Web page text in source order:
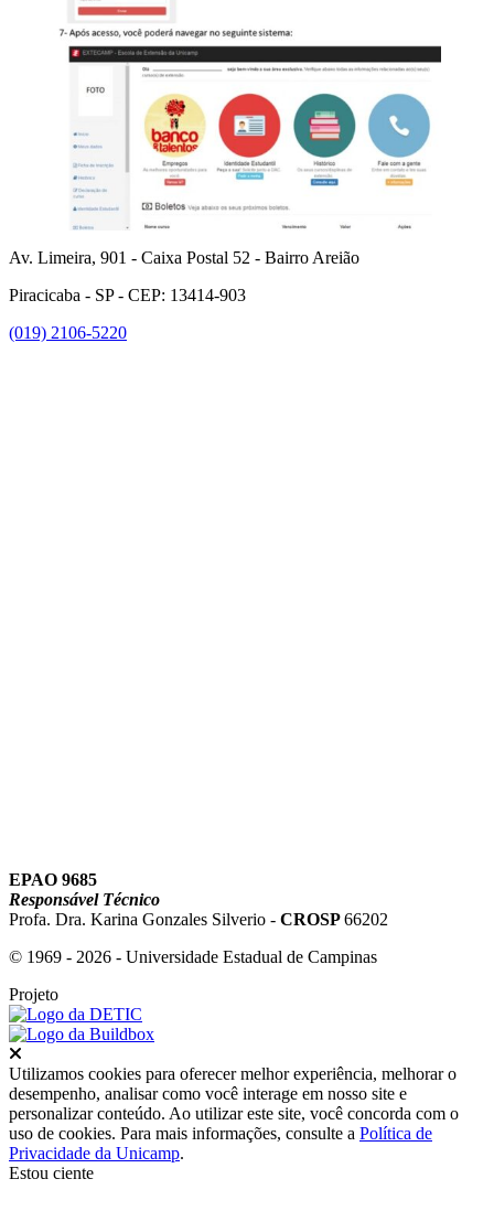
Av. Limeira, 901 - Caixa Postal 52 - Bairro Areião
Piracicaba - SP - CEP: 13414-903
(019) 2106-5220
EPAO 9685
Responsável Técnico
Profa. Dra. Karina Gonzales Silverio - CROSP66202
© 1969 - 2026 - Universidade Estadual de Campinas
Projeto
Utilizamos cookies para oferecer melhor experiência, melhorar o
desempenho, analisar como você interage em nosso site e
personalizar conteúdo. Ao utilizar este site, você concorda com o
uso de cookies. Para mais informações, consulte a Política de
Privacidade da Unicamp.
Estou ciente